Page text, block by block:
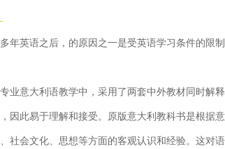
英语之后，的原因之一是受英语学习条件的限
意大利语教学中，采用了两套中外教材同时解
因此易于理解和接受。原版意大利教科书是根据
社会文化、思想等方面的客观认识和经验。这对